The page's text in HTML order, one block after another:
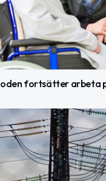
fortsätter arbeta